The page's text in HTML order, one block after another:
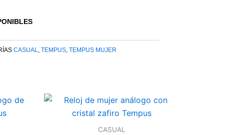
CASUAL TEMPUS TEMPUS MUJER
CASUAL